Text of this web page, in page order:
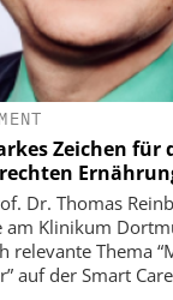
Zeichen für
Dr. Thomas
am Klinikum
relevante Thema
auf der Smart